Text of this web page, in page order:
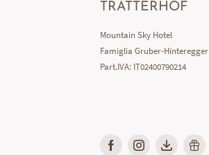
TRATTERHOF
Mountain Sky Hotel
Famiglia Gruber-Hinteregger
Part.IVA: IT02400790214